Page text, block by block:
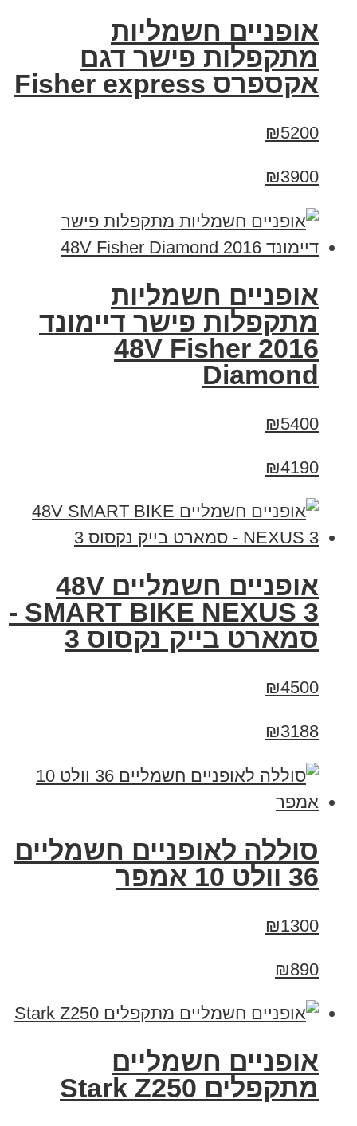
אופניים חשמליות
מתקפלות פישר דגם
אקספרס Fisher express
₪5200
₪3900
אופניים חשמליות
מתקפלות פישר דיימונד
2016 48V Fisher
Diamond
₪5400
₪4190
אופניים חשמליים 48V
SMART BIKE NEXUS 3 -
סמארט בייק נקסוס 3
₪4500
₪3188
סוללה לאופניים חשמליים
36 וולט 10 אמפר
₪1300
₪890
‏אופניים חשמליים
‏מתקפלים Stark Z250